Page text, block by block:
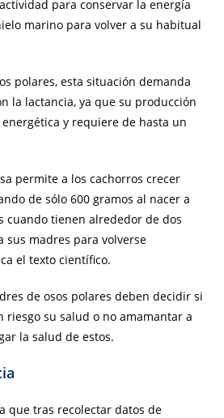
para conservar la energía
marino para volver a su habitual
polares, esta situación demanda
la lactancia, ya que su producción
y requiere de hasta un
permite a los cachorros crecer
de sólo 600 gramos al nacer a
cuando tienen alrededor de dos
sus madres para volverse
el texto científico.
de osos polares deben decidir si
riesgo su salud o no amamantar a
la salud de estos.
que tras recolectar datos de